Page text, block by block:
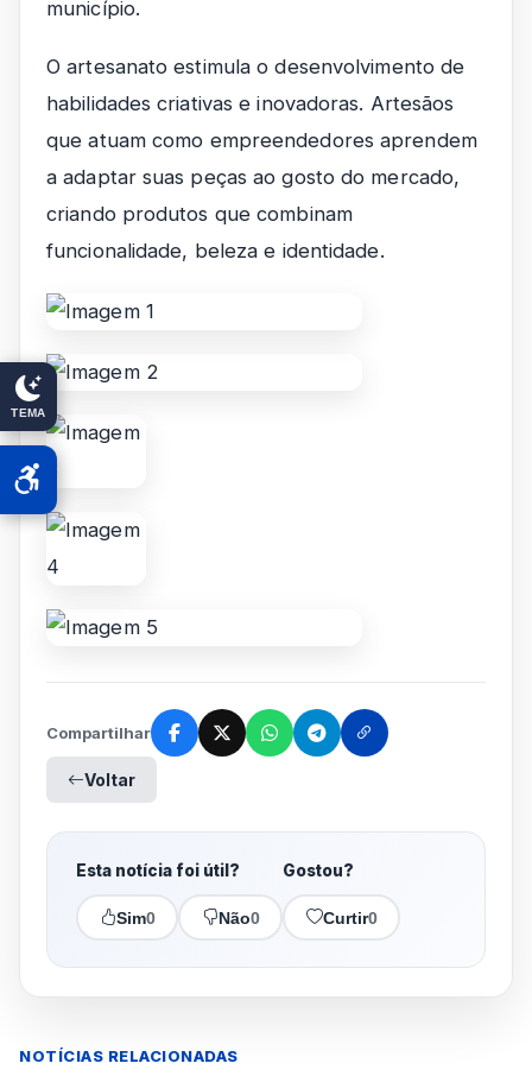
TEMA
município.
O artesanato estimula o desenvolvimento de
habilidades criativas e inovadoras. Artesãos
que atuam como empreendedores aprendem
a adaptar suas peças ao gosto do mercado,
criando produtos que combinam
funcionalidade, beleza e identidade.
Compartilhar
Voltar
Esta notícia foi útil?
Sim0 Não0
Gostou?
Curtir0
NOTÍCIAS RELACIONADAS